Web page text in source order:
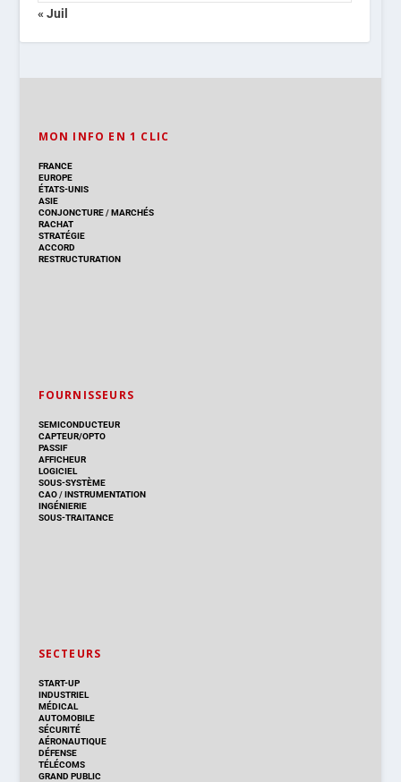
« Juil
MON INFO EN 1 CLIC
FRANCE
EUROPE
ÉTATS-UNIS
ASIE
CONJONCTURE/MARCHÉS
RACHAT
STRATÉGIE
ACCORD
RESTRUCTURATION
FOURNISSEURS
SEMICONDUCTEUR
CAPTEUR/OPTO
PASSIF
AFFICHEUR
LOGICIEL
SOUS-SYSTÈME
CAO/INSTRUMENTATION
INGÉNIERIE
SOUS-TRAITANCE
SECTEURS
START-UP
INDUSTRIEL
MÉDICAL
AUTOMOBILE
SÉCURITÉ
AÉRONAUTIQUE
DÉFENSE
TÉLÉCOMS
GRAND PUBLIC